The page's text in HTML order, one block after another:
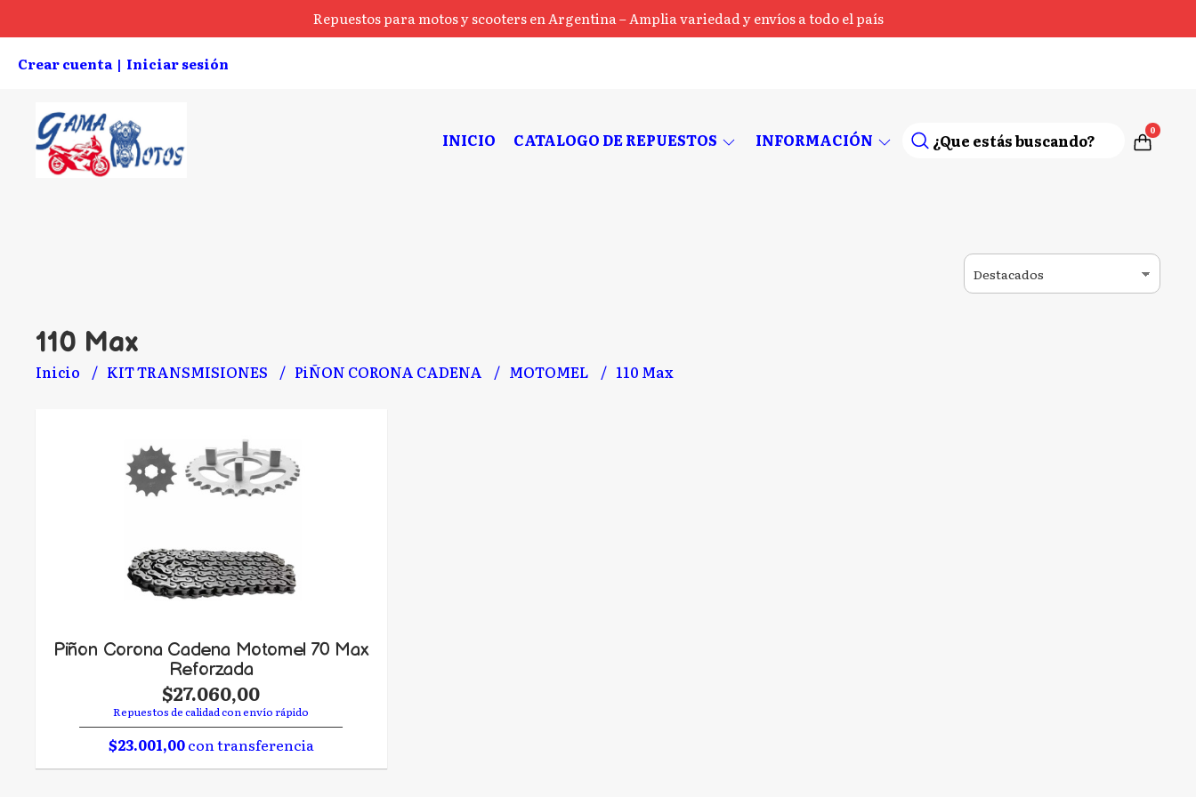
Repuestos para motos y scooters en Argentina – Amplia variedad y envíos a todo el país
Crear cuenta | Iniciar sesión
INICIO CATALOGO DE REPUESTOS INFORMACIÓN 0
110 Max
Inicio KIT TRANSMISIONES PiÑON CORONA CADENA MOTOMEL 110 Max
Piñon Corona Cadena Motomel 70 Max
Reforzada
$27.060,00
Repuestos de calidad con envío rápido
$23.001,00con transferencia